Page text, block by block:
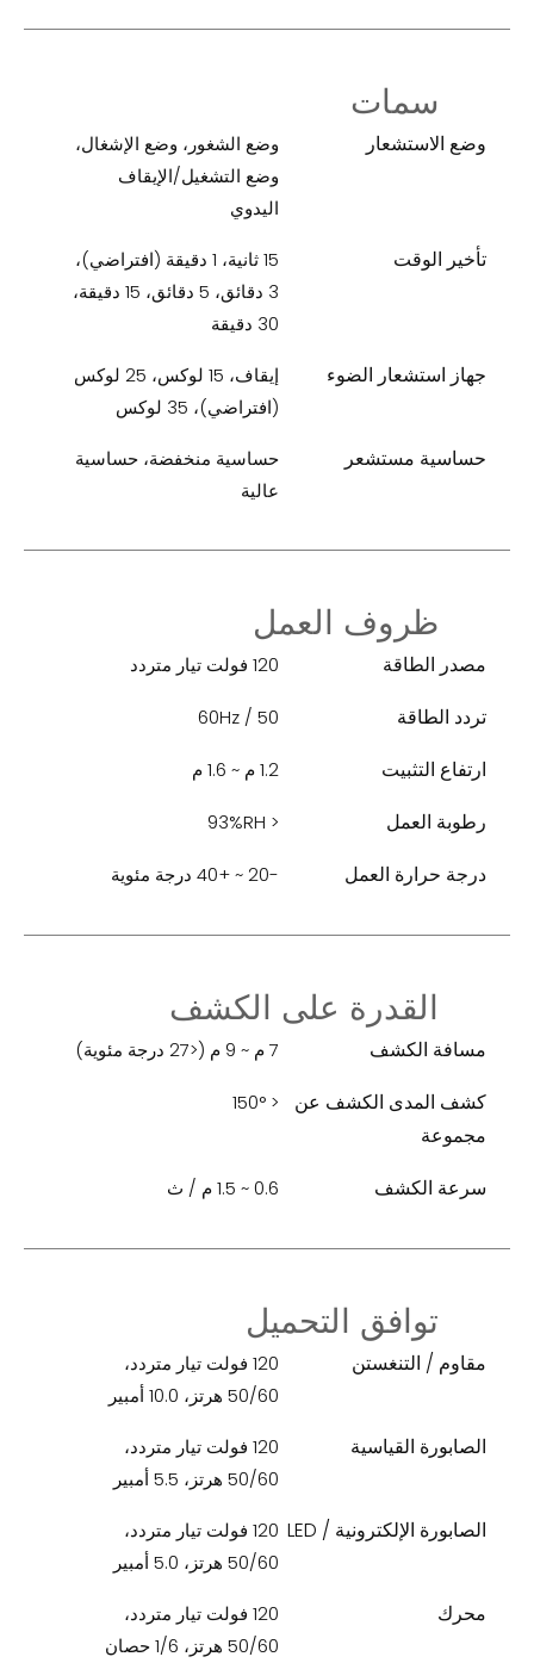
سمات
وضع الاستشعار
وضع الشغور، وضع الإشغال،
وضع التشغيل/الإيقاف
اليدوي
تأخير الوقت
15 ثانية، 1 دقيقة (افتراضي)،
3 دقائق، 5 دقائق، 15 دقيقة،
30 دقيقة
جهاز استشعار الضوء
إيقاف، 15 لوكس، 25 لوكس
(افتراضي)، 35 لوكس
حساسية مستشعر
حساسية منخفضة، حساسية
عالية
ظروف العمل
مصدر الطاقة 120 فولت تيار متردد
تردد الطاقة 50 / 60Hz
ارتفاع التثبيت 1.2 م ~ 1.6 م
رطوبة العمل < 93%RH
درجة حرارة العمل -20 ~ +40 درجة مئوية
القدرة على الكشف
مسافة الكشف 7 م ~ 9 م (<27 درجة مئوية)
كشف المدى الكشف عن
مجموعة
< 150°
سرعة الكشف 0.6 ~ 1.5 م / ث
توافق التحميل
مقاوم / التنغستن
120 فولت تيار متردد،
50/60 هرتز، 10.0 أمبير
الصابورة القياسية
120 فولت تيار متردد،
50/60 هرتز، 5.5 أمبير
الصابورة الإلكترونية / LED
120 فولت تيار متردد،
50/60 هرتز، 5.0 أمبير
محرك
120 فولت تيار متردد،
50/60 هرتز، 1/6 حصان